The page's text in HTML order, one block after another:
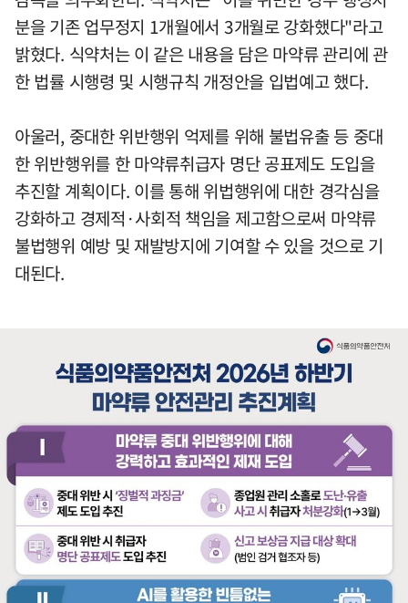
분을 기존 업무정지 1개월에서 3개월로 강화했다"라고
밝혔다. 식약처는 이 같은 내용을 담은 마약류 관리에 관
한 법률 시행령 및 시행규칙 개정안을 입법예고 했다.
아울러, 중대한 위반행위 억제를 위해 불법유출 등 중대
한 위반행위를 한 마약류취급자 명단 공표제도 도입을
추진할 계획이다. 이를 통해 위법행위에 대한 경각심을
강화하고 경제적·사회적 책임을 제고함으로써 마약류
불법행위 예방 및 재발방지에 기여할 수 있을 것으로 기
대된다.